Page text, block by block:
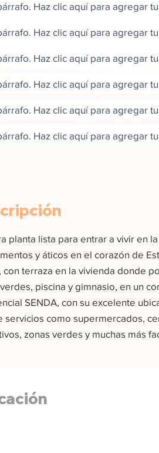
Haz clic aquí para agregar
Haz clic aquí para agregar
Haz clic aquí para agregar
Haz clic aquí para agregar
Haz clic aquí para agregar
Haz clic aquí para agregar
planta lista para entrar a vivir en
y áticos en el corazón de
con terraza en la vivienda donde
piscina y gimnasio, en un
SENDA, con su excelente
servicios como supermercados,
zonas verdes y muchas más